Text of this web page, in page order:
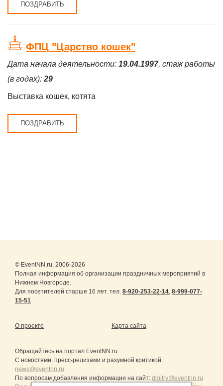
ПОЗДРАВИТЬ
ФПЦ "Царство кошек"
Дата начала деятельности: 19.04.1997, стаж работы
(в годах): 29
Выставка кошек, котята
ПОЗДРАВИТЬ
© EventNN.ru, 2006-2026
Полная информация об организации праздничных мероприятий в
Нижнем Новгороде.
Для посетителей старше 16 лет. тел. 8-920-253-22-14, 8-999-077-
15-51
О проекте Карта сайта
Обращайтесь на портал EventNN.ru:
С новостями, пресс-релизами и разумной критикой:
news@eventnn.ru
По вопросам добавления информации на сайт: dmitry@eventnn.ru